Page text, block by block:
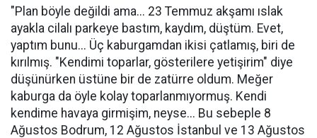
"Plan böyle değildi ama... 23 Temmuz akşamı ıslak
ayakla cilalı parkeye bastım, kaydım, düştüm. Evet,
yaptım bunu... Üç kaburgamdan ikisi çatlamış, biri de
kırılmış. "Kendimi toparlar, gösterilere yetişirim" diye
düşünürken üstüne bir de zatürre oldum. Meğer
kaburga da öyle kolay toparlanmıyormuş. Kendi
kendime havaya girmişim, neyse... Bu sebeple 8
Ağustos Bodrum, 12 Ağustos İstanbul ve 13 Ağustos